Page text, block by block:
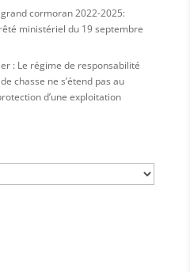
cormoran 2022-2025:
ministériel du 19 septembre
: Le régime de responsabilité
chasse ne s’étend pas au
d’une exploitation